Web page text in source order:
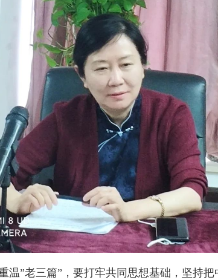
温”老三篇”，要打牢共同思想基础，坚持